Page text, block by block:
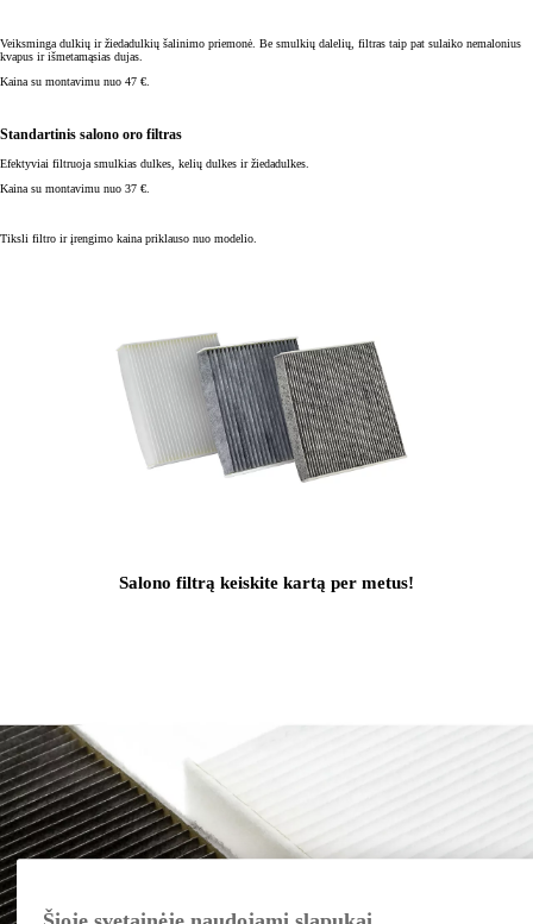
Veiksminga dulkių ir žiedadulkių šalinimo priemonė. Be smulkių dalelių, filtras taip pat sulaiko nemalonius
kvapus ir išmetamąsias dujas.
Kaina su montavimu nuo 47 €.
Standartinis salono oro filtras
Efektyviai filtruoja smulkias dulkes, kelių dulkes ir žiedadulkes.
Kaina su montavimu nuo 37 €.
Tiksli filtro ir įrengimo kaina priklauso nuo modelio.
Salono filtrą keiskite kartą per metus!